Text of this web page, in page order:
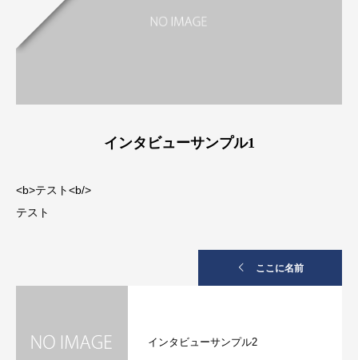
インタビューサンプル1
<b>テスト<b/>
テスト
ここに名前
インタビューサンプル2